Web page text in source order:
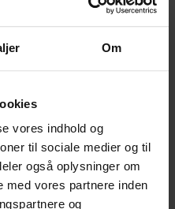
Om
vores indhold og
til sociale medier og til
også oplysninger om
med vores partnere inden
og